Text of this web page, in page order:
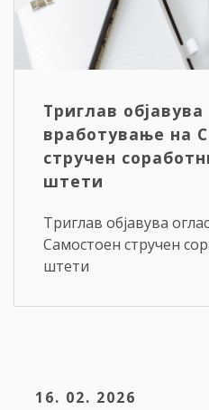
Триглав објавува
вработување на
стручен
штети
Триглав објавува
Самостоен стручен
штети
16. 02. 2026